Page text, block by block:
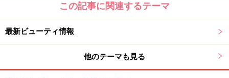
この記事に関連するテーマ
最新ビューティ情報
他のテーマも見る